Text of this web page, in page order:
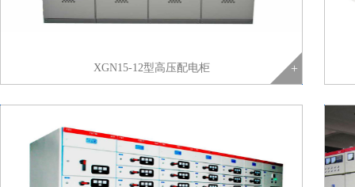
XGN15-12型高压配电柜